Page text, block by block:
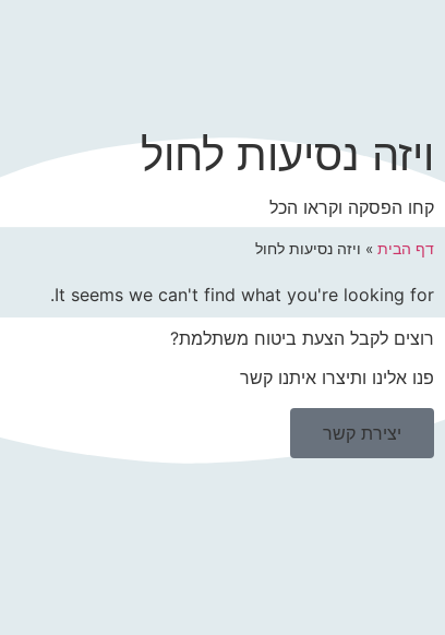
ויזה נסיעות לחול
קחו הפסקה וקראו הכל
דף הבית » ויזה נסיעות לחול
It seems we can't find what you're looking for.
רוצים לקבל הצעת ביטוח משתלמת?
פנו אלינו ותיצרו איתנו קשר
יצירת קשר